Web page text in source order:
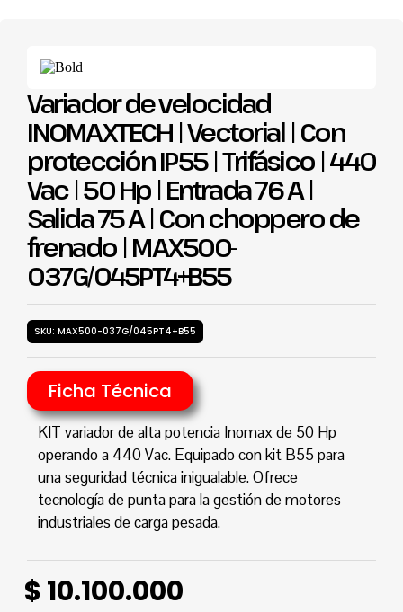
Variador de velocidad
INOMAXTECH | Vectorial | Con
protección IP55 | Trifásico | 440
Vac | 50 Hp | Entrada 76 A |
Salida 75 A | Con choppero de
frenado | MAX500-
037G/045PT4+B55
SKU: MAX500-037G/045PT4+B55
Ficha Técnica
KIT variador de alta potencia Inomax de 50 Hp
operando a 440 Vac. Equipado con kit B55 para
una seguridad técnica inigualable. Ofrece
tecnología de punta para la gestión de motores
industriales de carga pesada.
$10.100.000